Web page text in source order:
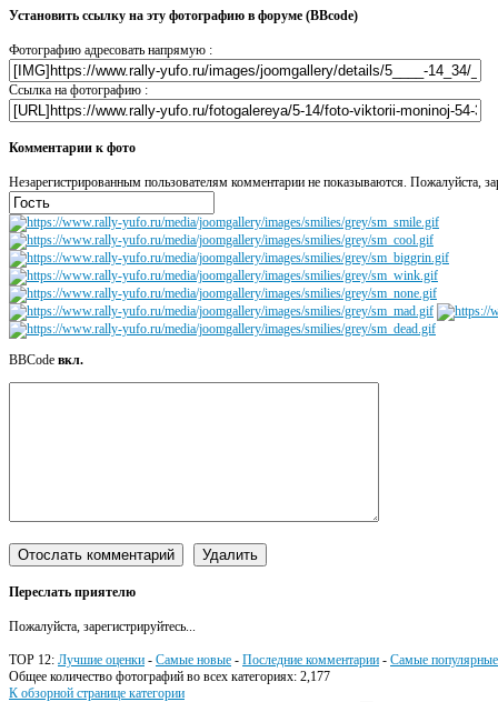
Установить ссылку на эту фотографию в форуме (BBcode)
Фотографию адресовать напрямую :
Ссылка на фотографию :
Комментарии к фото
Незарегистрированным пользователям комментарии не показываются. Пожалуйста,
BBCode вкл.
Переслать приятелю
Пожалуйста, зарегистрируйтесь...
TOP 12: Лучшие оценки - Самые новые - Последние комментарии - Самые популярные
Общее количество фотографий во всех категориях: 2,177
К обзорной странице категории